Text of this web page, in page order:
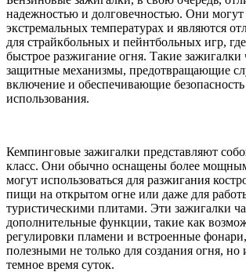
надежностью и долговечностью. Они могут
экстремальных температурах и являются
для страйкбольных и пейнтбольных игр, где
быстрое разжигание огня. Такие
защитные механизмы, предотвращающие
включение и обеспечивающие
использования.
Кемпинговые зажигалки представляют
класс. Они обычно оснащены более
могут использоваться для разжигания
пищи на открытом огне или даже для
туристическими плитами. Эти зажигалки
дополнительные функции, такие как
регулировки пламени и встроенные
полезными не только для создания огня, но
темное время суток.